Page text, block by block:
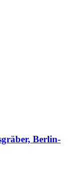
Berlin-